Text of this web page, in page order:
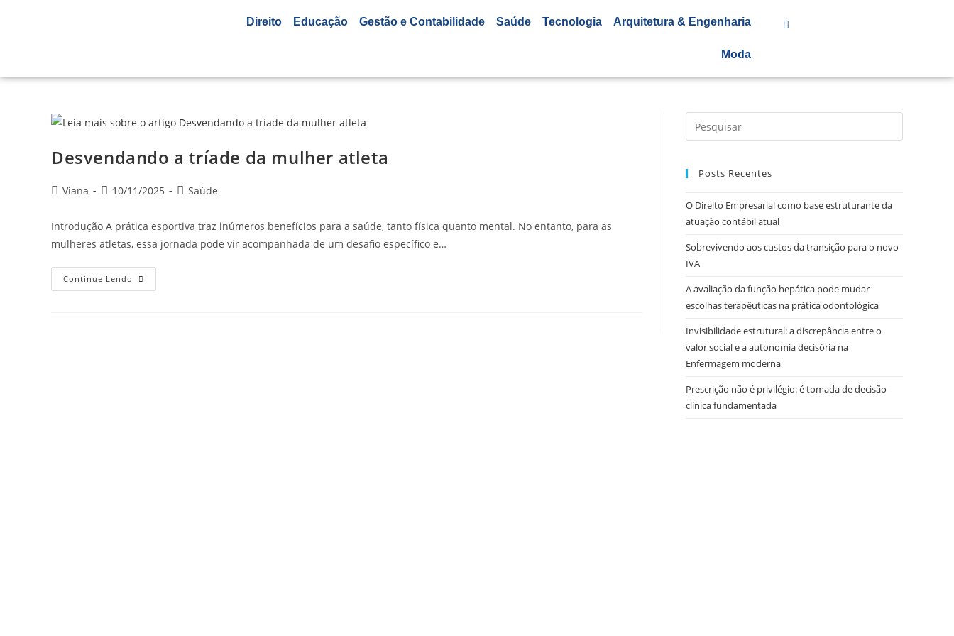
Direito Educação Gestão e Contabilidade Saúde Tecnologia Arquitetura & Engenharia
Moda
Desvendando a tríade da mulher atleta
Viana 10/11/2025 Saúde
Introdução A prática esportiva traz inúmeros benefícios para a saúde, tanto física quanto mental. No entanto, para as
mulheres atletas, essa jornada pode vir acompanhada de um desafio específico e…
Continue Lendo
Posts Recentes
O Direito Empresarial como base estruturante da
atuação contábil atual
Sobrevivendo aos custos da transição para o novo
IVA
A avaliação da função hepática pode mudar
escolhas terapêuticas na prática odontológica
Invisibilidade estrutural: a discrepância entre o
valor social e a autonomia decisória na
Enfermagem moderna
Prescrição não é privilégio: é tomada de decisão
clínica fundamentada